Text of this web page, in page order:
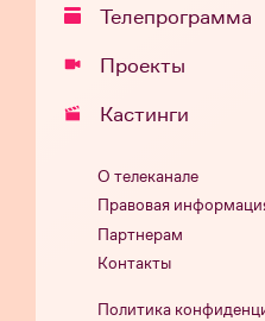
Телепрограмма
Проекты
Кастинги
О телеканале
Правовая
Партнерам
Контакты
Политика